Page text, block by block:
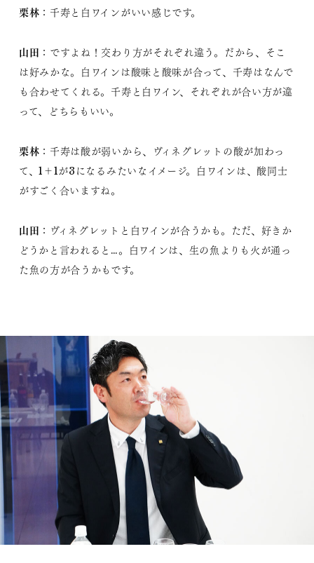
栗林 ：千寿と白ワインがいい感じです。
山田 ：ですよね！交わり方がそれぞれ違う。だから、そこ
は好みかな。白ワインは酸味と酸味が合って、千寿はなんで
も合わせてくれる。千寿と白ワイン、それぞれが合い方が違
って、どちらもいい。
栗林 ：千寿は酸が弱いから、ヴィネグレットの酸が加わっ
て、1＋1が3になるみたいなイメージ。白ワインは、酸同士
がすごく合いますね。
山田 ：ヴィネグレットと白ワインが合うかも。ただ、好きか
どうかと言われると…。白ワインは、生の魚よりも火が通っ
た魚の方が合うかもです。